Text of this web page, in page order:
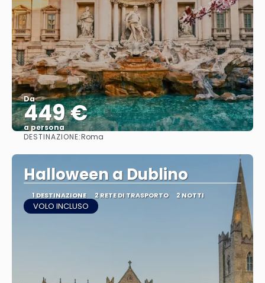
Da
449 €
a persona
DESTINAZIONE:Roma
Halloween a Dublino
1 DESTINAZIONE 2 RETE DI TRASPORTO 2 NOTTI
VOLO INCLUSO